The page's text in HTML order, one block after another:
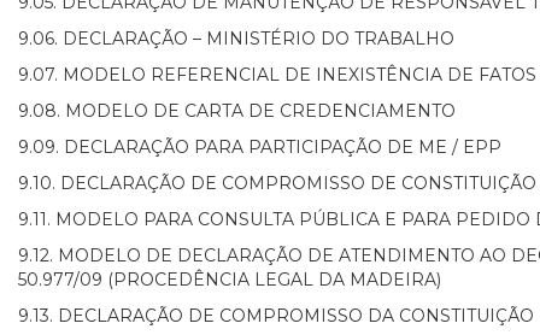
9.06. DECLARAÇÃO – MINISTÉRIO DO TRABALHO
9.07. MODELO REFERENCIAL DE INEXISTÊNCIA DE
9.08. MODELO DE CARTA DE CREDENCIAMENTO
9.09. DECLARAÇÃO PARA PARTICIPAÇÃO DE ME / EPP
9.10. DECLARAÇÃO DE COMPROMISSO DE
9.11. MODELO PARA CONSULTA PÚBLICA E PARA
9.12. MODELO DE DECLARAÇÃO DE ATENDIMENTO AO
50.977/09 (PROCEDÊNCIA LEGAL DA MADEIRA)
9.13. DECLARAÇÃO DE COMPROMISSO DA